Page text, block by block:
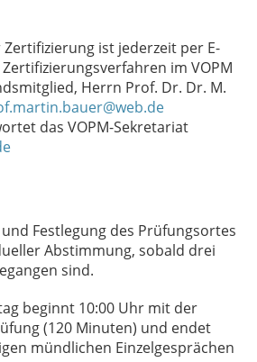
ist jederzeit per E-
im VOPM
Herrn Prof. Dr. Dr. M.
das VOPM-Sekretariat
Festlegung des Prüfungsortes
Abstimmung, sobald drei
sind.
beginnt 10:00 Uhr mit der
(120 Minuten) und endet
mündlichen Einzelgesprächen